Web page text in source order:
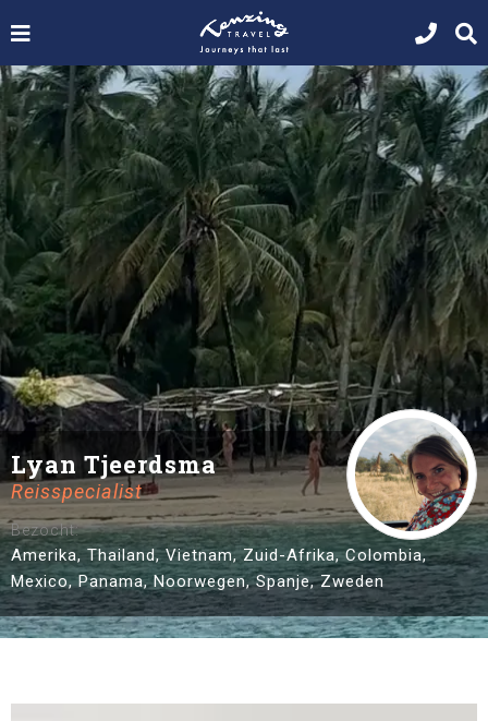
Lyan Tjeerdsma
Reisspecialist
Bezocht:
Amerika, Thailand, Vietnam, Zuid-Afrika, Colombia,
Mexico, Panama, Noorwegen, Spanje, Zweden